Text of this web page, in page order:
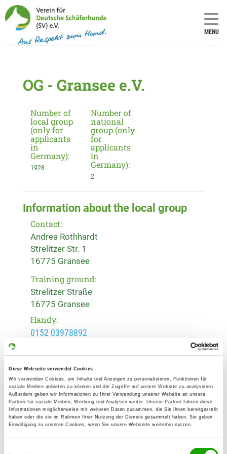
Diese Webseite verwendet Cookies
Wir verwenden Cookies, um Inhalte und Anzeigen zu personalisieren, Funktionen für
soziale Medien anbieten zu können und die Zugriffe auf unsere Website zu analysieren.
Außerdem geben wir Informationen zu Ihrer Verwendung unserer Website an unsere
Partner für soziale Medien, Werbung und Analysen weiter. Unsere Partner führen diese
Informationen möglicherweise mit weiteren Daten zusammen, die Sie ihnen bereitgestellt
haben oder die sie im Rahmen Ihrer Nutzung der Dienste gesammelt haben. Sie geben
Einwilligung zu unseren Cookies, wenn Sie unsere Webseite weiterhin nutzen.
MENU
OG - Gransee e.V.
Number of
local group
(only for
applicants
in
Germany):
1928
Number of
national
group (only
for
applicants
in
Germany):
2
Information about the local group
Contact:
Andrea Rothhardt
Strelitzer Str. 1
16775 Gransee
Training ground:
Strelitzer Straße
16775 Gransee
Handy:
0152 03978892
E-Mail:
gitti230367@hotmail.de
Offer:
Welpenspielstunde, Junghundgruppe,
Erziehungskurse, Faehrte, Ringtraining,
Ausbildung in spielerischer Form mit
eingebauten Agility Elementen